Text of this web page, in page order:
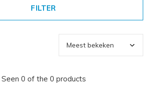
FILTER
Seen 0 of the 0 products